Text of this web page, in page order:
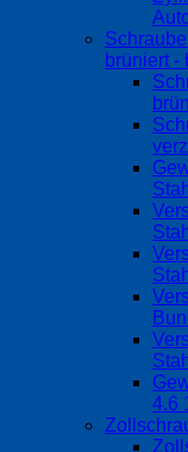
brüniert -
4.6